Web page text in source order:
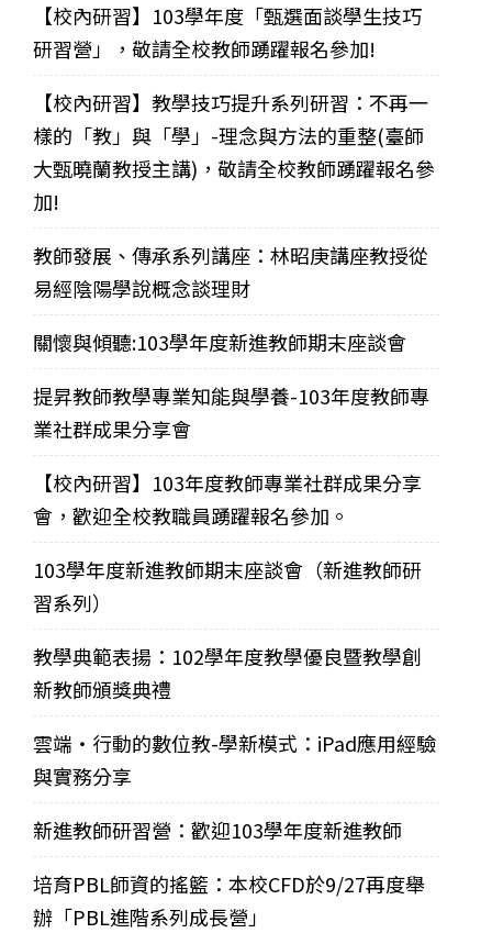
【校內研習】103學年度「甄選面談學生技巧
研習營」，敬請全校教師踴躍報名參加!
【校內研習】教學技巧提升系列研習：不再一
樣的「教」與「學」-理念與方法的重整(臺師
大甄曉蘭教授主講)，敬請全校教師踴躍報名參
加!
教師發展、傳承系列講座：林昭庚講座教授從
易經陰陽學說概念談理財
關懷與傾聽:103學年度新進教師期末座談會
提昇教師教學專業知能與學養-103年度教師專
業社群成果分享會
【校內研習】103年度教師專業社群成果分享
會，歡迎全校教職員踴躍報名參加。
103學年度新進教師期末座談會（新進教師研
習系列）
教學典範表揚：102學年度教學優良暨教學創
新教師頒獎典禮
雲端‧行動的數位教-學新模式：iPad應用經驗
與實務分享
新進教師研習營：歡迎103學年度新進教師
培育PBL師資的搖籃：本校CFD於9/27再度舉
辦「PBL進階系列成長營」